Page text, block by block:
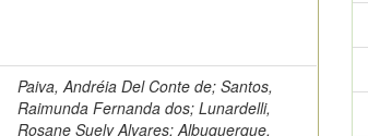
Paiva, Andréia Del Conte de; Santos,
Raimunda Fernanda dos; Lunardelli,
Rosane Suely Alvares; Albuquerque,